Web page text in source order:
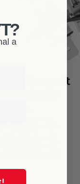
+130% emelt
a